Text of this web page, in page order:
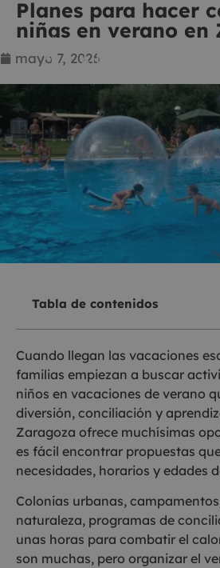
Planes para hacer
niñas en verano en
mayo 7, 2026
Tabla de contenidos
Cuando llegan las vacaciones
familias empiezan a buscar
niños en vacaciones de verano
diversión, conciliación y
Zaragoza ofrece muchísimas
es fácil encontrar propuestas
necesidades, horarios y edades
Colonias urbanas,
naturaleza, programas de
unas horas para combatir el
son muchas, pero organizar el